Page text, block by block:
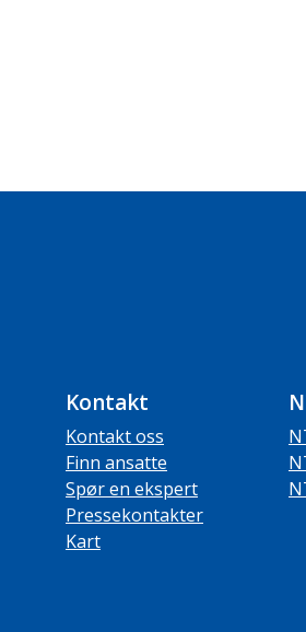
Kontakt
Kontakt oss
Finn ansatte
Spør en ekspert
Pressekontakter
Kart